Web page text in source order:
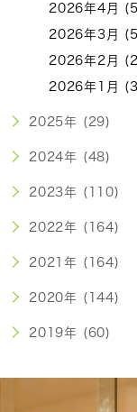
2026年4月
2026年3月
2026年2月
2026年1月
2025年 (29)
2024年 (48)
2023年 (110)
2022年 (164)
2021年 (164)
2020年 (144)
2019年 (60)